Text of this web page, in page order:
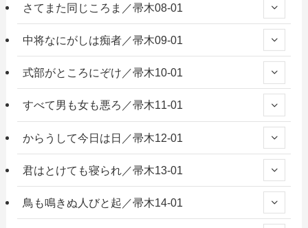
さてまた同じころま／帚木08-01
中将なにがしは痴者／帚木09-01
式部がところにぞけ／帚木10-01
すべて男も女も悪ろ／帚木11-01
からうして今日は日／帚木12-01
君はとけても寝られ／帚木13-01
鳥も鳴きぬ人びと起／帚木14-01